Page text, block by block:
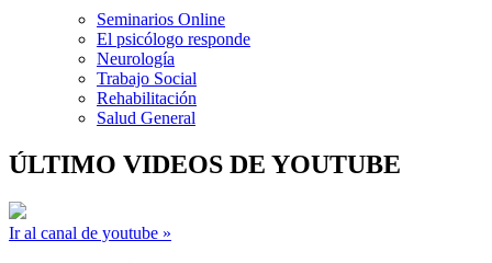
Seminarios Online
El psicólogo responde
Neurología
Trabajo Social
Rehabilitación
Salud General
ÚLTIMO VIDEOS DE YOUTUBE
Ir al canal de youtube »